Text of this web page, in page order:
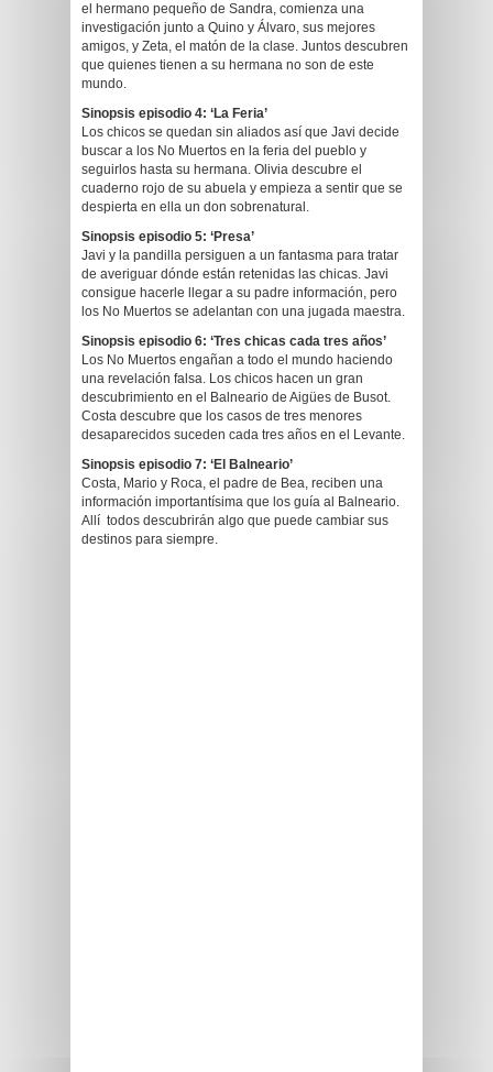
el hermano pequeño de Sandra, comienza una
investigación junto a Quino y Álvaro, sus mejores
amigos, y Zeta, el matón de la clase. Juntos descubren
que quienes tienen a su hermana no son de este
mundo.
Sinopsis episodio 4: ‘La Feria’
Los chicos se quedan sin aliados así que Javi decide
buscar a los No Muertos en la feria del pueblo y
seguirlos hasta su hermana. Olivia descubre el
cuaderno rojo de su abuela y empieza a sentir que se
despierta en ella un don sobrenatural.
Sinopsis episodio 5: ‘Presa’
Javi y la pandilla persiguen a un fantasma para tratar
de averiguar dónde están retenidas las chicas. Javi
consigue hacerle llegar a su padre información, pero
los No Muertos se adelantan con una jugada maestra.
Sinopsis episodio 6: ‘Tres chicas cada tres años’
Los No Muertos engañan a todo el mundo haciendo
una revelación falsa. Los chicos hacen un gran
descubrimiento en el Balneario de Aigües de Busot.
Costa descubre que los casos de tres menores
desaparecidos suceden cada tres años en el Levante.
Sinopsis episodio 7: ‘El Balneario’
Costa, Mario y Roca, el padre de Bea, reciben una
información importantísima que los guía al Balneario.
Allí todos descubrirán algo que puede cambiar sus
destinos para siempre.